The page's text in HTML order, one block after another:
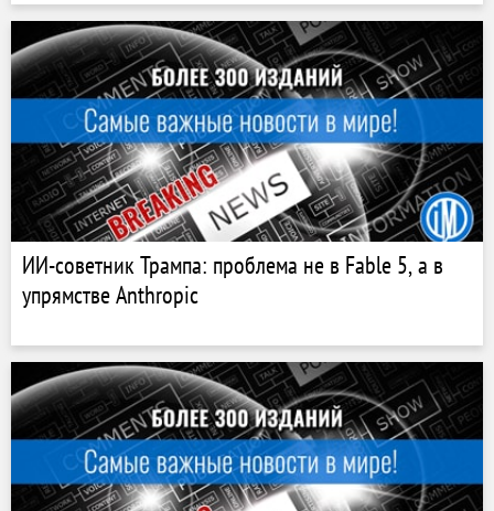
ИИ-советник Трампа: проблема не в Fable 5, а в
упрямстве Anthropic